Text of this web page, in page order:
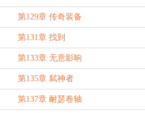
第129章 传奇装备
第131章 找到
第133章 无意影响
第135章 弑神者
第137章 耐瑟卷轴